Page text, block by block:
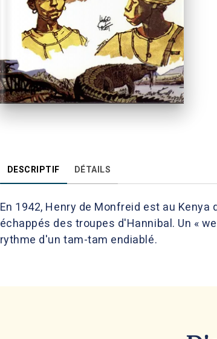
DESCRIPTIF DÉTAILS
En 1942, Henry de Monfreid est au
échappés des troupes d'Hannibal. Un «
rythme d'un tam-tam endiablé.